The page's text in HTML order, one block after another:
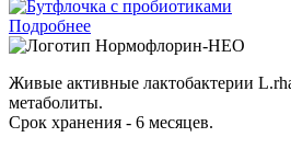
Подробнее
Нормофлорин-НЕО
Живые активные лактобактерии
метаболиты.
Срок хранения - 6 месяцев.